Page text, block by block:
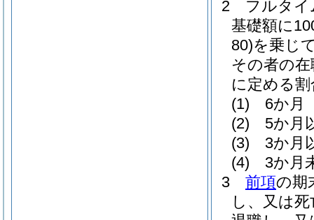
2
フルタイ
基礎額に
80)を乗じ
その者の
に定める
(1)
6か月
(2)
5か月
(3)
3か月
(4)
3か月
3
前項の期
し、又は